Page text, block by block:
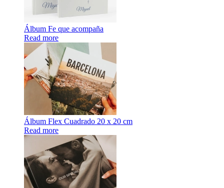
Álbum Fe que acompaña
Read more
Álbum Flex Cuadrado 20 x 20 cm
Read more